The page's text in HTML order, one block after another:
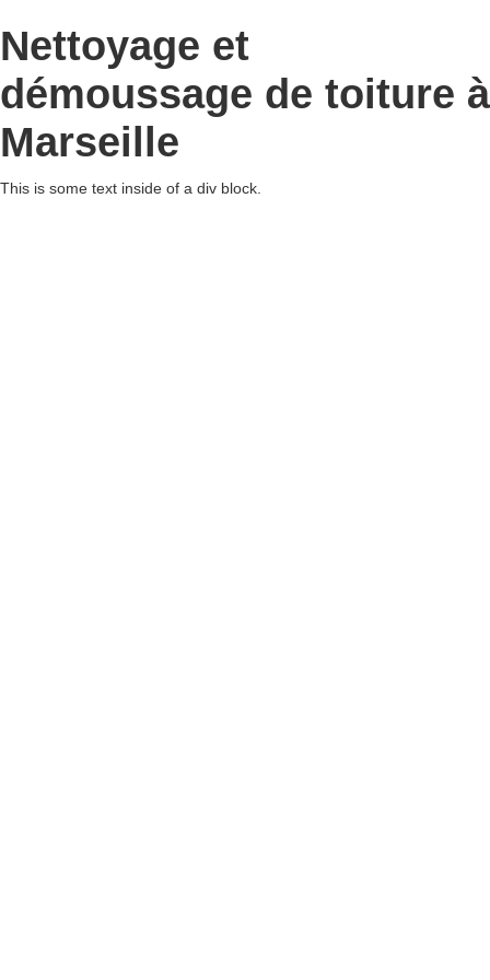
Nettoyage et
démoussage de toiture à
Marseille
This is some text inside of a div block.